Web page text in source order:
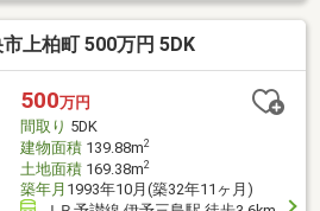
上柏町 500万円 5DK
500万円
間取り 5DK
建物面積139.88m2
土地面積169.38m2
築年月 1993年10月(築32年11ヶ月)